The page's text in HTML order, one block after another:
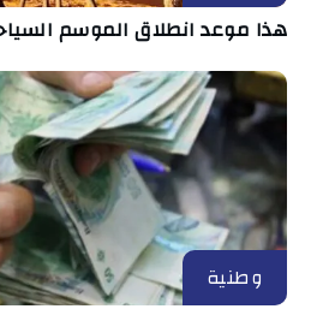
هذا موعد انطلاق الموسم
وطنية